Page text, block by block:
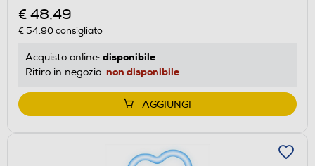
€ 48,49
€ 54,90consigliato
Acquisto online: disponibile
Ritiro in negozio: non disponibile
AGGIUNGI